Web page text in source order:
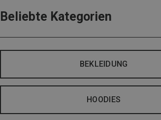
Beliebte Kategorien
BEKLEIDUNG
HOODIES